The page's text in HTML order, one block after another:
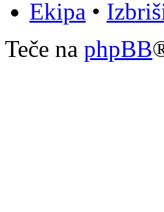
Ekipa •
Teče na phpBB